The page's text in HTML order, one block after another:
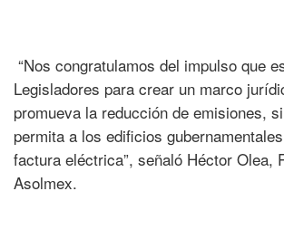
“Nos congratulamos del impulso que
Legisladores para crear un marco
promueva la reducción de emisiones,
permita a los edificios
factura eléctrica”, señaló Héctor Olea,
Asolmex.